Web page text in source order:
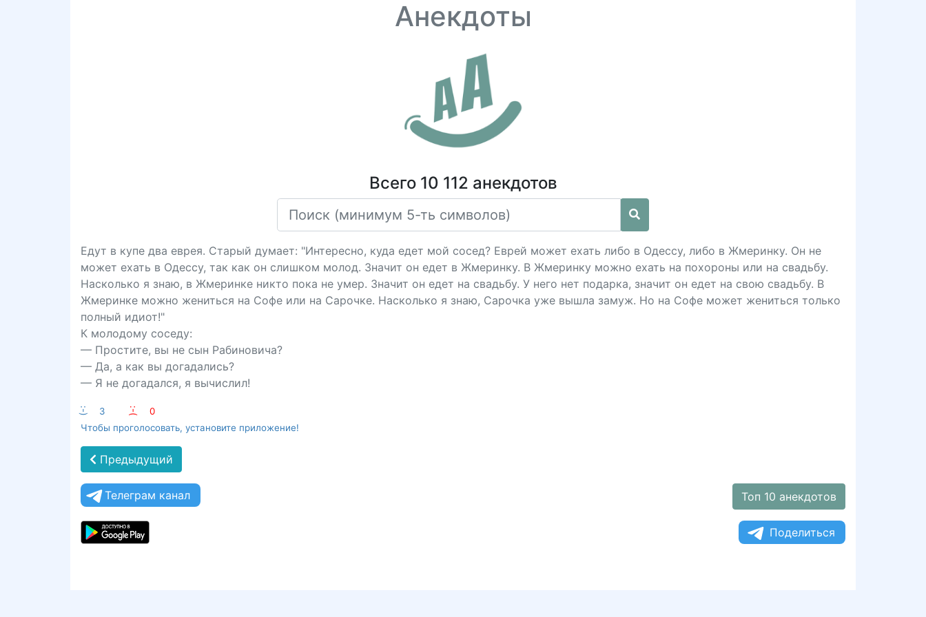
Анекдоты
Всего 10 112 анекдотов
Едут в купе два еврея. Старый думает: "Интересно, куда едет мой сосед? Еврей может ехать либо в Одессу, либо в Жмеринку. Он не
может ехать в Одессу, так как он слишком молод. Значит он едет в Жмеринку. В Жмеринку можно ехать на похороны или на свадьбу.
Насколько я знаю, в Жмеринке никто пока не умер. Значит он едет на свадьбу. У него нет подарка, значит он едет на свою свадьбу. В
Жмеринке можно жениться на Софе или на Сарочке. Насколько я знаю, Сарочка уже вышла замуж. Но на Софе может жениться только
полный идиот!"
К молодому соседу:
— Простите, вы не сын Рабиновича?
— Да, а как вы догадались?
— Я не догадался, я вычислил!
:-) 3 :-(
0
Чтобы проголосовать, установите приложение!
Предыдущий
Телеграм канал Топ 10 анекдотов
Поделиться